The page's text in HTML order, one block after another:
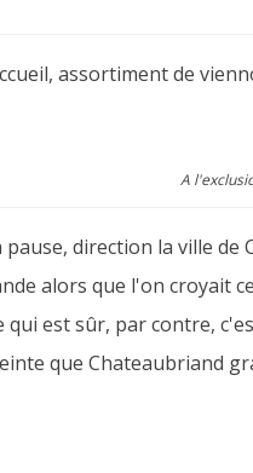
assortiment de
A
pause, direction la ville
alors que l'on croyait
qui est sûr, par contre,
que Chateaubriand